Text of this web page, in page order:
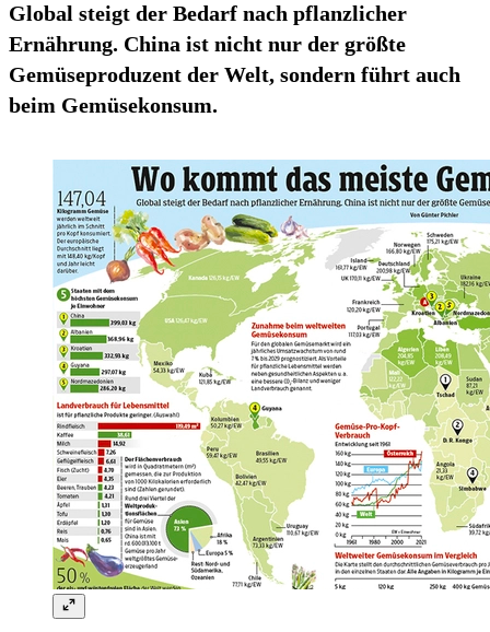
Global steigt der Bedarf nach pflanzlicher
Ernährung. China ist nicht nur der größte
Gemüseproduzent der Welt, sondern führt auch
beim Gemüsekonsum.